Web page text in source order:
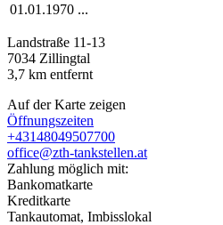
01.01.1970 ...
Landstraße 11-13
7034 Zillingtal
3,7 km entfernt
Auf der Karte zeigen
Öffnungszeiten
+43148049507700
office@zth-tankstellen.at
Zahlung möglich mit:
Bankomatkarte
Kreditkarte
Tankautomat, Imbisslokal